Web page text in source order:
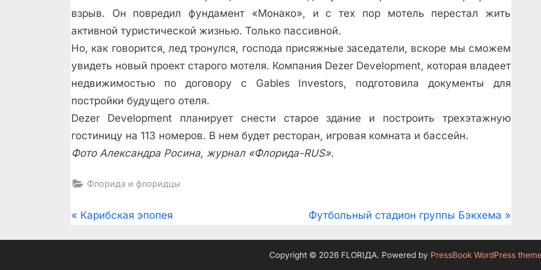
взрыв. Он повредил фундамент «Монако», и с тех пор мотель перестал жить
активной туристической жизнью. Только пассивной.
Но, как говорится, лед тронулся, господа присяжные заседатели, вскоре мы сможем
увидеть новый проект старого мотеля. Компания Dezer Development, которая владеет
недвижимостью по договору с Gables Investors, подготовила документы для
постройки будущего отеля.
Dezer Development планирует снести старое здание и построить трехэтажную
гостиницу на 113 номеров. В нем будет ресторан, игровая комната и бассейн.
Фото Александра Росина, журнал «Флорида-RUS».
Флорида и флоридцы
Post
navigation
P
Карибская эпопея
N
x
Футбольный стадион группы Бэкхема
Copyright © 2026 FLORIДА. Powered by PressBook WordPress